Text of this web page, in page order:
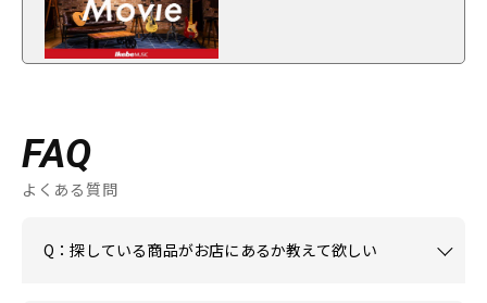
FAQ
よくある質問
Q：探している商品がお店にあるか教えて欲しい